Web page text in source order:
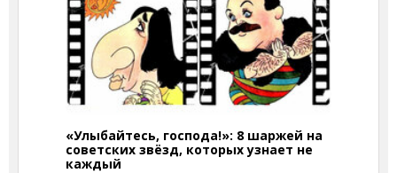
«Улыбайтесь, господа!»: 8 шаржей на
советских звёзд, которых узнает не
каждый